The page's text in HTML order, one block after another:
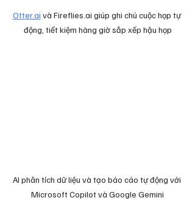
Otter.ai và Fireflies.ai giúp ghi chú cuộc họp tự
động, tiết kiệm hàng giờ sắp xếp hậu họp
AI phân tích dữ liệu và tạo báo cáo tự động với
Microsoft Copilot và Google Gemini